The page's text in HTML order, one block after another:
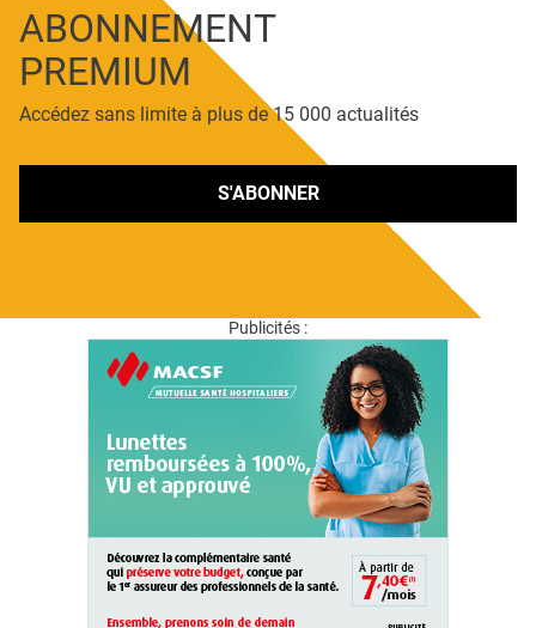
ABONNEMENT
PREMIUM
Accédez sans limite à plus de 15 000 actualités
S'ABONNER
Publicités :